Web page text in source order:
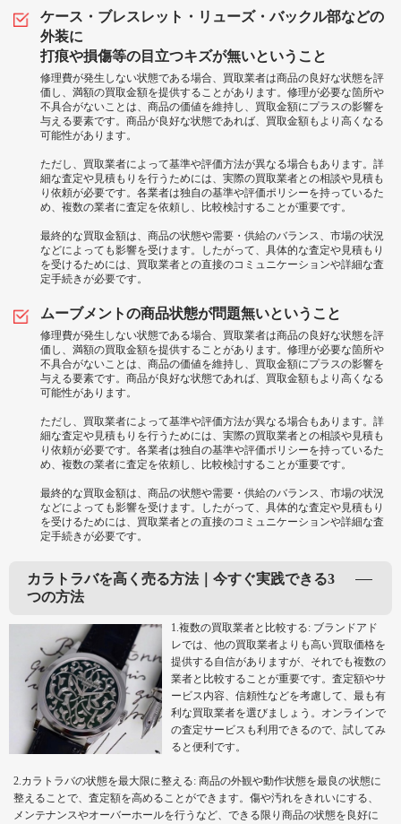
ケース・ブレスレット・リューズ・バックル部などの
外装に
打痕や損傷等の目立つキズが無いということ
修理費が発生しない状態である場合、買取業者は商品の良好な状態を評
価し、満額の買取金額を提供することがあります。修理が必要な箇所や
不具合がないことは、商品の価値を維持し、買取金額にプラスの影響を
与える要素です。商品が良好な状態であれば、買取金額もより高くなる
可能性があります。
ただし、買取業者によって基準や評価方法が異なる場合もあります。詳
細な査定や見積もりを行うためには、実際の買取業者との相談や見積も
り依頼が必要です。各業者は独自の基準や評価ポリシーを持っているた
め、複数の業者に査定を依頼し、比較検討することが重要です。
最終的な買取金額は、商品の状態や需要・供給のバランス、市場の状況
などによっても影響を受けます。したがって、具体的な査定や見積もり
を受けるためには、買取業者との直接のコミュニケーションや詳細な査
定手続きが必要です。
ムーブメントの商品状態が問題無いということ
修理費が発生しない状態である場合、買取業者は商品の良好な状態を評
価し、満額の買取金額を提供することがあります。修理が必要な箇所や
不具合がないことは、商品の価値を維持し、買取金額にプラスの影響を
与える要素です。商品が良好な状態であれば、買取金額もより高くなる
可能性があります。
ただし、買取業者によって基準や評価方法が異なる場合もあります。詳
細な査定や見積もりを行うためには、実際の買取業者との相談や見積も
り依頼が必要です。各業者は独自の基準や評価ポリシーを持っているた
め、複数の業者に査定を依頼し、比較検討することが重要です。
最終的な買取金額は、商品の状態や需要・供給のバランス、市場の状況
などによっても影響を受けます。したがって、具体的な査定や見積もり
を受けるためには、買取業者との直接のコミュニケーションや詳細な査
定手続きが必要です。
カラトラバを高く売る方法｜今すぐ実践できる3
つの方法
1.複数の買取業者と比較する: ブランドアド
レでは、他の買取業者よりも高い買取価格を
提供する自信がありますが、それでも複数の
業者と比較することが重要です。査定額やサ
ービス内容、信頼性などを考慮して、最も有
利な買取業者を選びましょう。オンラインで
の査定サービスも利用できるので、試してみ
ると便利です。
2.カラトラバの状態を最大限に整える: 商品の外観や動作状態を最良の状態に
整えることで、査定額を高めることができます。傷や汚れをきれいにする、
メンテナンスやオーバーホールを行うなど、できる限り商品の状態を良好に